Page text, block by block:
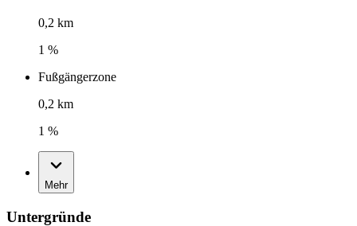
0,2 km
1 %
Fußgängerzone
0,2 km
1 %
Mehr
Untergründe